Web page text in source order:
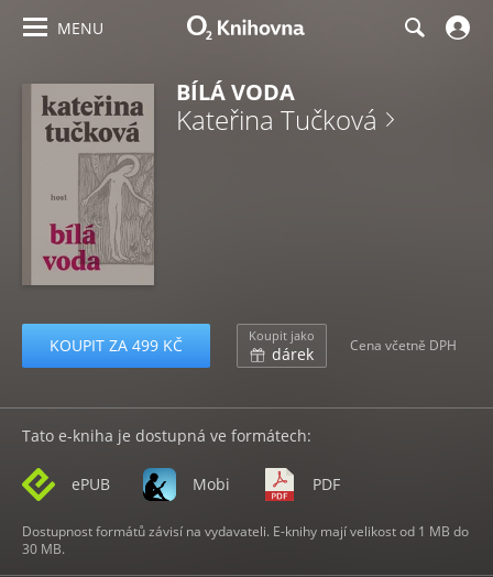
MENU
BÍLÁ VODA
Kateřina Tučková
KOUPIT ZA 499 KČ Koupit jako
dárek Cena včetně DPH
Tato e-kniha je dostupná ve formátech:
ePUB Mobi PDF
Dostupnost formátů závisí na vydavateli. E-knihy mají velikost od 1 MB do
30 MB.